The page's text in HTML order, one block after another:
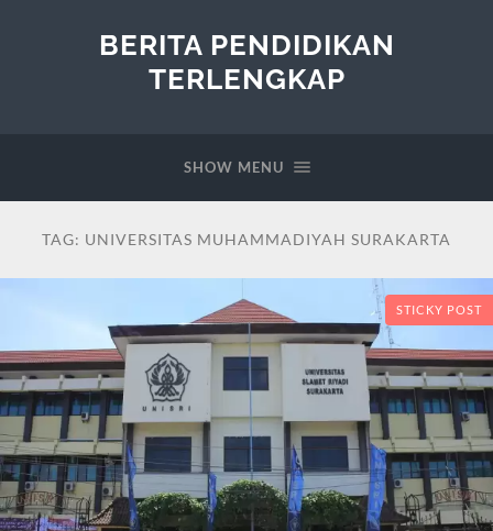
BERITA PENDIDIKAN
TERLENGKAP
SHOW MENU
TAG: UNIVERSITAS MUHAMMADIYAH SURAKARTA
STICKY POST